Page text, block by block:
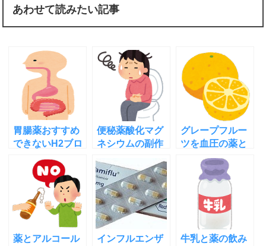
あわせて読みたい記事
胃腸薬おすすめ
できないH2ブロ
ッカー認知症や
せん妄の副作用
便秘薬酸化マグ
ネシウムの副作
意すべき症状と
は
グレープフルー
ツを血圧の薬と
一緒に飲むと危
険！その理由を
知ろう
薬とアルコール
インフルエンザ
牛乳と薬の飲み